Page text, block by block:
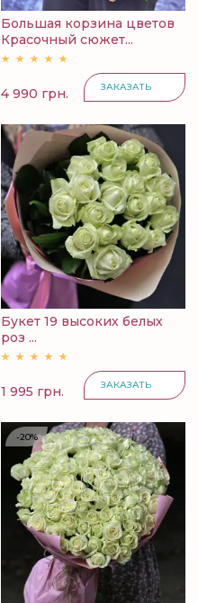
Большая корзина цветов
Красочный сюжет...
4 990 грн. ЗАКАЗАТЬ
Букет 19 высоких белых
роз ...
1 995 грн. ЗАКАЗАТЬ
-20%